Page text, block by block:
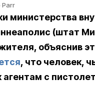
Parr
министерства
(штат
объяснив
, что человек,
с